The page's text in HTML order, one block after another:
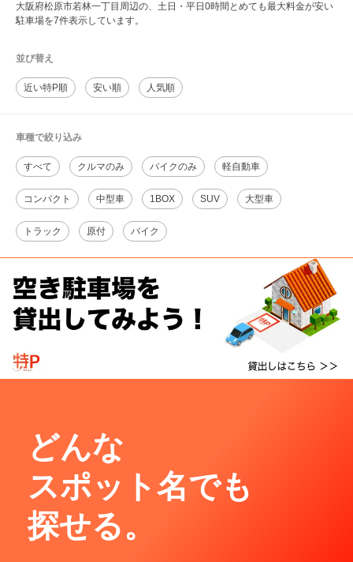
大阪府松原市若林一丁目周辺の、土日・平日0時間とめても最大料金が安い
駐車場を7件表示しています。
並び替え
近い特P順 安い順 人気順
車種で絞り込み
すべて クルマのみ バイクのみ 軽自動車
コンパクト 中型車 1BOX SUV 大型車
トラック 原付 バイク
どんな
スポット名でも
探せる。